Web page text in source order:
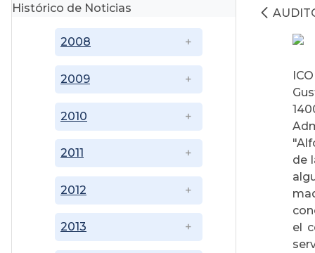
Histórico de Noticias
2008
2009
2010
2011
2012
2013
de
el